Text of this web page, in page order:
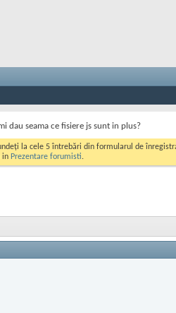
dau seama ce fisiere js sunt in plus?
la cele 5 întrebări din formularul de
in Prezentare forumisti.